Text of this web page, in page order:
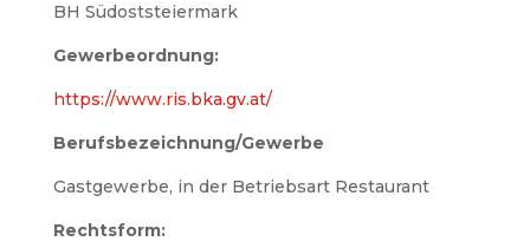
BH Südoststeiermark
Gewerbeordnung:
https://www.ris.bka.gv.at/
Berufsbezeichnung/Gewerbe
Gastgewerbe, in der Betriebsart Restaurant
Rechtsform: